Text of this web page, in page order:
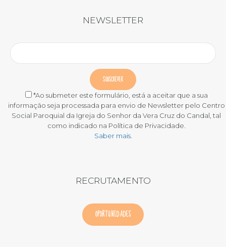
NEWSLETTER
*Ao submeter este formulário, está a aceitar que a sua
informação seja processada para envio de Newsletter pelo Centro
Social Paroquial da Igreja do Senhor da Vera Cruz do Candal, tal
como indicado na Política de Privacidade.
Saber mais.
RECRUTAMENTO
OPORTUNIDADES